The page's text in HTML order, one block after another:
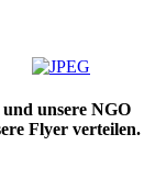
unsere NGO
Flyer verteilen.